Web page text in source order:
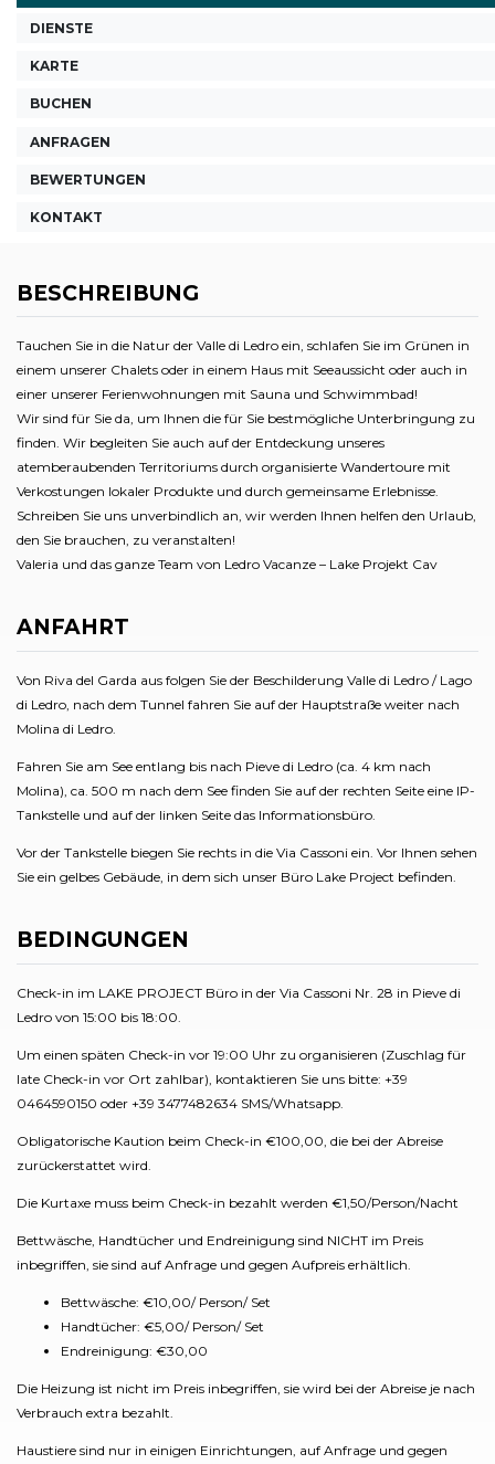
DIENSTE
KARTE
BUCHEN
ANFRAGEN
BEWERTUNGEN
KONTAKT
BESCHREIBUNG
Tauchen Sie in die Natur der Valle di Ledro ein, schlafen Sie im Grünen in
einem unserer Chalets oder in einem Haus mit Seeaussicht oder auch in
einer unserer Ferienwohnungen mit Sauna und Schwimmbad!
Wir sind für Sie da, um Ihnen die für Sie bestmögliche Unterbringung zu
finden. Wir begleiten Sie auch auf der Entdeckung unseres
atemberaubenden Territoriums durch organisierte Wandertoure mit
Verkostungen lokaler Produkte und durch gemeinsame Erlebnisse.
Schreiben Sie uns unverbindlich an, wir werden Ihnen helfen den Urlaub,
den Sie brauchen, zu veranstalten!
Valeria und das ganze Team von Ledro Vacanze – Lake Projekt Cav
ANFAHRT
Von Riva del Garda aus folgen Sie der Beschilderung Valle di Ledro / Lago
di Ledro, nach dem Tunnel fahren Sie auf der Hauptstraße weiter nach
Molina di Ledro.
Fahren Sie am See entlang bis nach Pieve di Ledro (ca. 4 km nach
Molina), ca. 500 m nach dem See finden Sie auf der rechten Seite eine IP-
Tankstelle und auf der linken Seite das Informationsbüro.
Vor der Tankstelle biegen Sie rechts in die Via Cassoni ein. Vor Ihnen sehen
Sie ein gelbes Gebäude, in dem sich unser Büro Lake Project befinden.
BEDINGUNGEN
Check-in im LAKE PROJECT Büro in der Via Cassoni Nr. 28 in Pieve di
Ledro von 15:00 bis 18:00.
Um einen späten Check-in vor 19:00 Uhr zu organisieren (Zuschlag für
late Check-in vor Ort zahlbar), kontaktieren Sie uns bitte: +39
0464590150 oder +39 3477482634 SMS/Whatsapp.
Obligatorische Kaution beim Check-in €100,00, die bei der Abreise
zurückerstattet wird.
Die Kurtaxe muss beim Check-in bezahlt werden €1,50/Person/Nacht
Bettwäsche, Handtücher und Endreinigung sind NICHT im Preis
inbegriffen, sie sind auf Anfrage und gegen Aufpreis erhältlich.
Bettwäsche: €10,00/ Person/ Set
Handtücher: €5,00/ Person/ Set
Endreinigung: €30,00
Die Heizung ist nicht im Preis inbegriffen, sie wird bei der Abreise je nach
Verbrauch extra bezahlt.
Haustiere sind nur in einigen Einrichtungen, auf Anfrage und gegen